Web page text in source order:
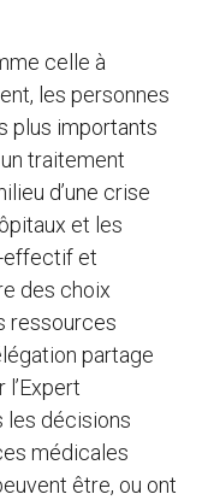
celle à
les personnes
plus importants
traitement
d’une crise
et les
effectif et
des choix
ressources
partage
les décisions
médicales
être, ou ont